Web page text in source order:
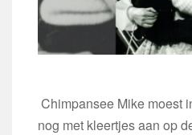
Chimpansee Mike moest
nog met kleertjes aan op